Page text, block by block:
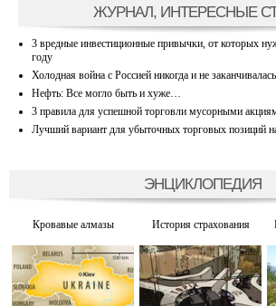
ЖУРНАЛ, ИНТЕРЕСНЫЕ
3 вредные инвестиционные привычки, от которых
году
Холодная война с Россией никогда и не заканчивалась
Нефть: Все могло быть и хуже…
3 правила для успешной торговли мусорными
Лучший вариант для убыточных торговых позиций
ЭНЦИКЛОПЕДИЯ
Кровавые алмазы История страхования